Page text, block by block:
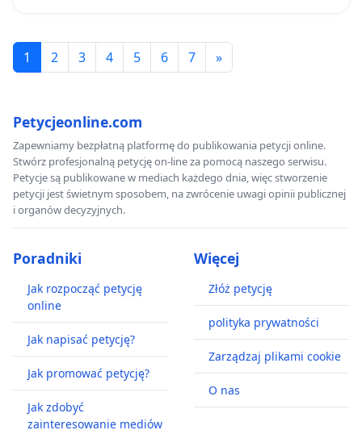
1 2 3 4 5 6 7 »
Petycjeonline.com
Zapewniamy bezpłatną platformę do publikowania petycji online.
Stwórz profesjonalną petycję on-line za pomocą naszego serwisu.
Petycje są publikowane w mediach każdego dnia, więc stworzenie
petycji jest świetnym sposobem, na zwrócenie uwagi opinii publicznej
i organów decyzyjnych.
Poradniki
Jak rozpocząć petycję
online
Jak napisać petycję?
Jak promować petycję?
Jak zdobyć
zainteresowanie mediów
Więcej
Złóż petycję
polityka prywatności
Zarządzaj plikami cookie
O nas